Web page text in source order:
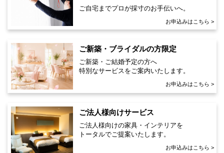
ご自宅までプロが採寸のお手伝いへ。
お申込みはこちら >
ご新築・ブライダルの方限定
ご新築・ご結婚予定の方へ
特別なサービスをご案内いたします。
お申込みはこちら >
ご法人様向けサービス
ご法人様向けの家具・インテリアを
トータルでご提案いたします。
お申込みはこちら >